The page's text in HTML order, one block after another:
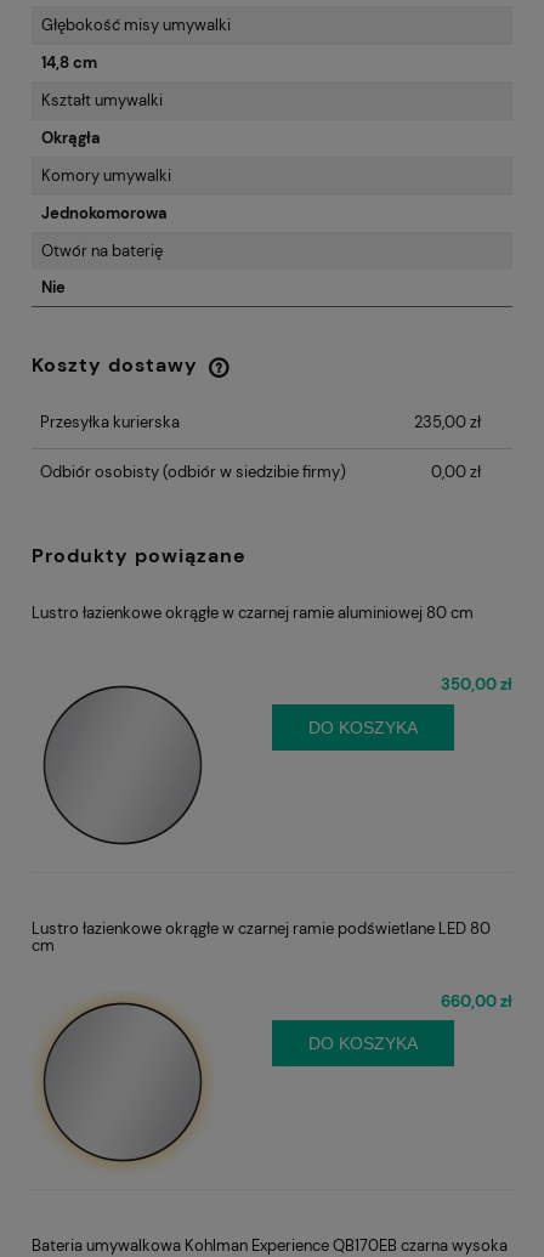
Głębokość misy umywalki
14,8 cm
Kształt umywalki
Okrągła
Komory umywalki
Jednokomorowa
Otwór na baterię
Nie
Koszty dostawy
Cena nie zawiera ewentualnych kosztów
Przesyłka kurierska
235,00 zł
Odbiór osobisty(odbiór w siedzibie firmy) 0,00 zł
Produkty powiązane
Lustro łazienkowe okrągłe w czarnej ramie aluminiowej 80 cm
350,00 zł
DO KOSZYKA
Lustro łazienkowe okrągłe w czarnej ramie podświetlane LED 80
cm
660,00 zł
DO KOSZYKA
Bateria umywalkowa Kohlman Experience QB170EB czarna wysoka